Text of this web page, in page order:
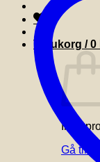
Varukorg /0
Inga
Gå